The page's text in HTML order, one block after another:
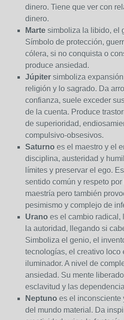
dinero. Tiene que ver con
dinero.
Marte simboliza la libido, el
Símbolo de protección,
cólera, si no conquista o
produce ansiedad.
Júpiter simboliza
religión y lo sagrado. Da
confianza, suele exceder
de la cuenta. Produce
de superioridad,
compulsivo-obsesivos.
Saturno es el maestro y el
disciplina, austeridad y
límites y preservar el ego.
sentido común y respeto
maestría pero también
pesimismo y complejo de
Urano es el cambio radical,
la autoridad, llegando si
Simboliza el genio, el
tecnologías, el creativo loco
iluminador. A nivel de
ansiedad. Su mente
esclavitud y las
Neptuno es el inconsciente
del mundo material. Da